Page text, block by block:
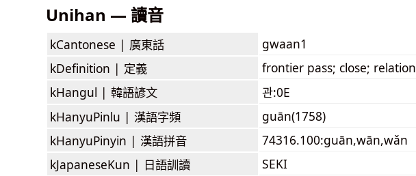
Unihan — 讀音
kCantonese | 廣東話
gwaan1
kDefinition | 定義
frontier pass; close; relation
kHangul | 韓語諺文
관:0E
kHanyuPinlu | 漢語字頻
guān(1758)
kHanyuPinyin | 漢語拼音
74316.100:guān,wān,wǎn
kJapaneseKun | 日語訓讀
SEKI